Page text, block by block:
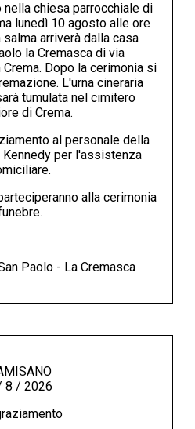
nella chiesa parrocchiale di
lunedì 10 agosto alle ore
arriverà dalla casa
la Cremasca di via
Dopo la cerimonia si
L'urna cineraria
tumulata nel cimitero
di Crema.
al personale della
Kennedy per l'assistenza
alla cerimonia
Paolo - La Cremasca
8 / 2026